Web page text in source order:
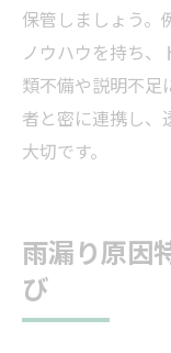
保管しましょう。
ノウハウを持ち
類不備や説明不足
者と密に連携し、
大切です。
雨漏り原因
び